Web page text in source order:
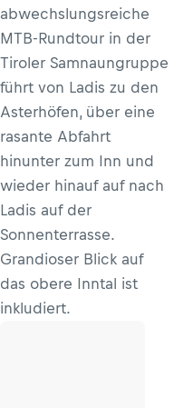
abwechslungsreiche
MTB-Rundtour in der
Tiroler Samnaungruppe
führt von Ladis zu den
Asterhöfen, über eine
rasante Abfahrt
hinunter zum Inn und
wieder hinauf auf nach
Ladis auf der
Sonnenterrasse.
Grandioser Blick auf
das obere Inntal ist
inkludiert.